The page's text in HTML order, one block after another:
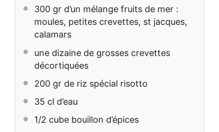
300 gr d’un mélange fruits de mer :
moules, petites crevettes, st jacques,
calamars
une dizaine de grosses crevettes
décortiquées
200 gr de riz spécial risotto
35 cl d’eau
1/2 cube bouillon d’épices